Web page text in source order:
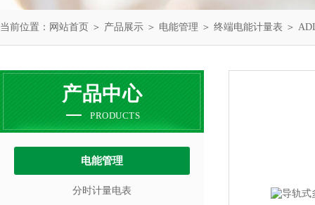
当前位置： 网站首页 ＞ 产品展示 ＞ 电能管理 ＞ 终端电能计量表 ＞
产品中心
PRODUCTS
电能管理
分时计量电表